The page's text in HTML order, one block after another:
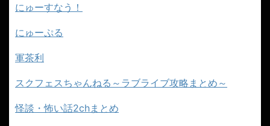
にゅーすなう！
にゅーぷる
軍茶利
スクフェスちゃんねる～ラブライブ攻略まとめ～
怪談・怖い話2chまとめ